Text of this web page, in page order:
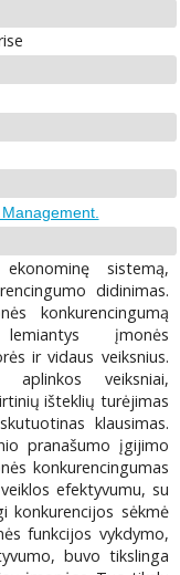
sistemą,
didinimas.
konkurencingumą
įmonės
ir vidaus veiksnius.
aplinkos veiksniai,
išteklių turėjimas
klausimas.
pranašumo įgijimo
konkurencingumas
efektyvumu, su
konkurencijos sėkmė
funkcijos vykdymo,
buvo tikslinga